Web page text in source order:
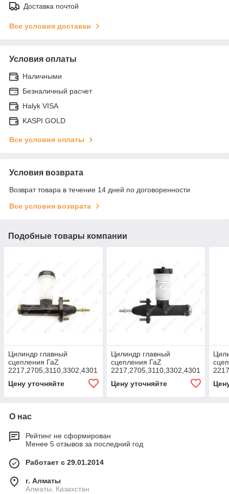
Доставка почтой
Все условия доставки
Условия оплаты
Наличными
Безналичный расчет
Halyk VISA
KASPI GOLD
Все условия оплаты
Условия возврата
Возврат товара в течение 14 дней по договоренности
Все условия возврата
Подобные товары компании
Цилиндр главный
сцепления ГаZ
2217,2705,3110,3302,4301
Цену уточняйте
Цилиндр главный
сцепления ГаZ
2217,2705,3110,3302,4301
"Стандарт" (под штуцер
12 мм) (АДС)
Цену уточняйте
мм)
О нас
Рейтинг не сформирован
Менее 5 отзывов за последний год
Работает с 29.01.2014
г. Алматы
Алматы, Казахстан